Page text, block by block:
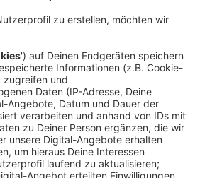
Allee wurden Schäden
ein Anwohner auch um 10 nach
beobachtet, der sich an
machte. Als der Zeuge den
der Unbekannte mit einem Fahrrad
davon. Schon am